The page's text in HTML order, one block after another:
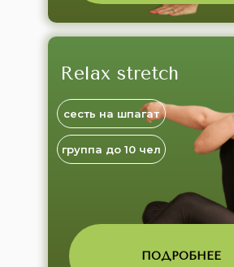
Relax stretch
ПОДРОБНЕЕ
сесть на шпагат
группа до 10 чел